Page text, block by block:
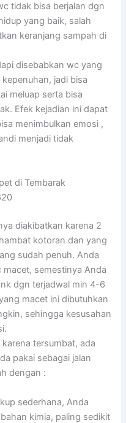
tidak bisa berjalan dgn
yang baik, salah
keranjang sampah di
disebabkan wc yang
jadi bisa
meluap serta bisa
Efek kejadian ini dapat
menimbulkan emosi ,
menjadi tidak
di Tembarak
diakibatkan karena 2
kotoran dan yang
sudah penuh. Anda
semestinya Anda
dgn terjadwal min 4-6
macet ini dibutuhkan
sehingga kesusahan
tersumbat, ada
pakai sebagai jalan
dengan :
sederhana, Anda
kimia, paling sedikit